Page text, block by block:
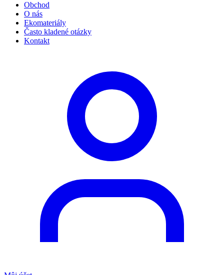
Obchod
O nás
Ekomateriály
Často kladené otázky
Kontakt